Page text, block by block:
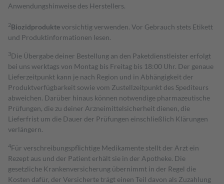
Anwendungshinweise des Herstellers.
2Biozidproduktevorsichtig verwenden. Vor Gebrauch stets Etikett
und Produktinformationen lesen.
3Die Übergabe deiner Bestellung an den Paketdienstleister erfolgt
bei uns werktags von Montag bis Freitag bis 18:00 Uhr. Der genaue
Lieferzeitpunkt kann je nach Region und in Abhängigkeit der
Produktverfügbarkeit sowie vom Zustellzeitpunkt des Spediteurs
abweichen. Darüber hinaus können notwendige pharmazeutische
Prüfungen, die zu deiner Arzneimittelsicherheit dienen, die
Lieferfrist um die Dauer der Prüfungen einschließlich Klärungen
verlängern.
4Für verschreibungspflichtige Medikamente stellt der Arzt ein
Rezept aus und der Patient erhält sie in der Apotheke. Die
gesetzliche Krankenversicherung übernimmt in der Regel die
Kosten dafür, der Versicherte trägt einen Teil davon als Zuzahlung